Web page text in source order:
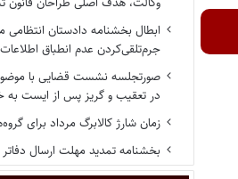
ابطال بخشنامه دادستان
جرم‌تلقی‌کردن عدم انطباق
صورتجلسه نشست قضایی با
در تعقیب و گریز پس از ایست به
زمان شارژ کالابرگ مرداد برای
بخشنامه تمدید مهلت ارسال دفاتر